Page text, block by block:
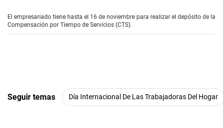
e
c
i
n
El empresariado tiene hasta el 16 de noviembre para realizar el depósito de la
Compensación por Tiempo de Servicios (CTS).
Seguir temas Día Internacional De Las Trabajadoras Del Hogar